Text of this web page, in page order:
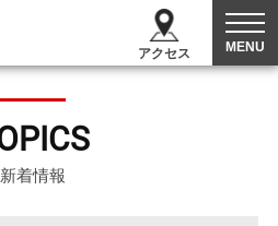
アクセス MENU
新着情報